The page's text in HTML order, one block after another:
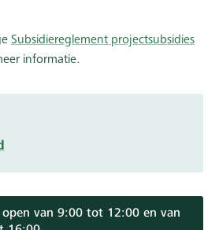
Subsidiereglement projectsubsidies
informatie.
open van 9:00 tot 12:00 en van